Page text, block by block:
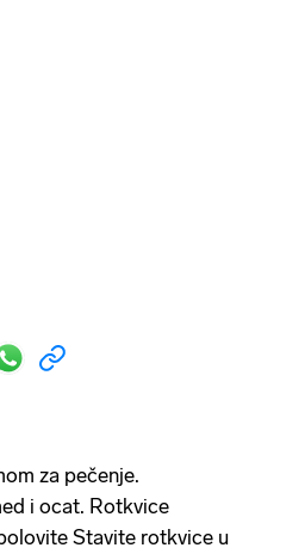
za pečenje.
i ocat. Rotkvice
Stavite rotkvice u